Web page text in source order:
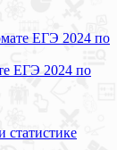
ЕГЭ 2024 по
ЕГЭ 2024 по
статистике